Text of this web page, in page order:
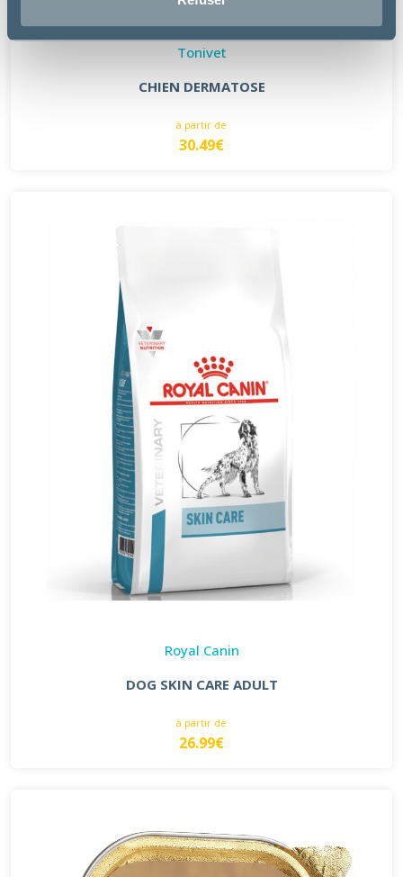
Tonivet
CHIEN DERMATOSE
à partir de
30.49€
Royal Canin
DOG SKIN CARE ADULT
à partir de
26.99€